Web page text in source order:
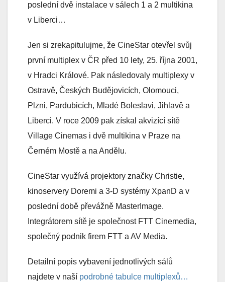
poslední dvě instalace v sálech 1 a 2 multikina
v Liberci…
Jen si zrekapitulujme, že CineStar otevřel svůj
první multiplex v ČR před 10 lety, 25. října 2001,
v Hradci Králové. Pak následovaly multiplexy v
Ostravě, Českých Budějovicích, Olomouci,
Plzni, Pardubicích, Mladé Boleslavi, Jihlavě a
Liberci. V roce 2009 pak získal akvizící sítě
Village Cinemas i dvě multikina v Praze na
Černém Mostě a na Andělu.
CineStar využívá projektory značky Christie,
kinoservery Doremi a 3-D systémy XpanD a v
poslední době převážně MasterImage.
Integrátorem sítě je společnost FTT Cinemedia,
společný podnik firem FTT a AV Media.
Detailní popis vybavení jednotlivých sálů
najdete v naší podrobné tabulce multiplexů…